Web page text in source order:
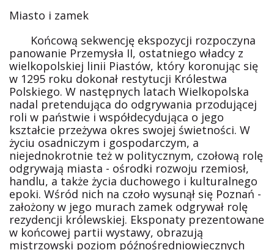
Miasto i zamek
Końcową sekwencję ekspozycji rozpoczyna
panowanie Przemysła II, ostatniego władcy z
wielkopolskiej linii Piastów, który koronując się
w 1295 roku dokonał restytucji Królestwa
Polskiego. W następnych latach Wielkopolska
nadal pretendująca do odgrywania przodującej
roli w państwie i współdecydująca o jego
kształcie przeżywa okres swojej świetności. W
życiu osadniczym i gospodarczym, a
niejednokrotnie też w politycznym, czołową rolę
odgrywają miasta - ośrodki rozwoju rzemiosł,
handlu, a także życia duchowego i kulturalnego
epoki. Wśród nich na czoło wysunął się Poznań -
założony w jego murach zamek odgrywał rolę
rezydencji królewskiej. Eksponaty prezentowane
w końcowej partii wystawy, obrazują
mistrzowski poziom późnośredniowiecznych